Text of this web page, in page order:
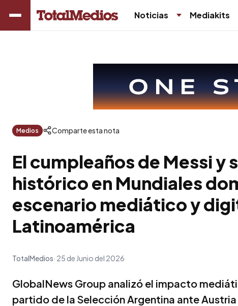
Noticias Mediakits
Medios Comparte esta nota
El cumpleaños de Messi y
histórico en Mundiales
escenario mediático y
Latinoamérica
TotalMedios 25 de Junio del 2026
GlobalNews Group analizó el impacto
partido de la Selección Argentina ante